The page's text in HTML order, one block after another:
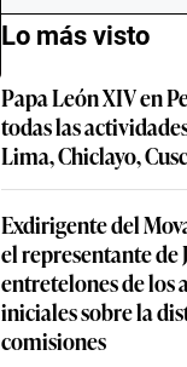
Lo más visto
Papa León XIV en
todas las
Lima, Chiclayo,
Exdirigente del
el representante de
entretelones de los
iniciales sobre la
comisiones